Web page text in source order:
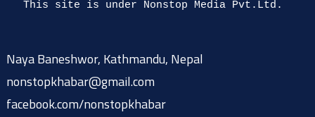
Naya Baneshwor, Kathmandu, Nepal
nonstopkhabar@gmail.com
facebook.com/nonstopkhabar